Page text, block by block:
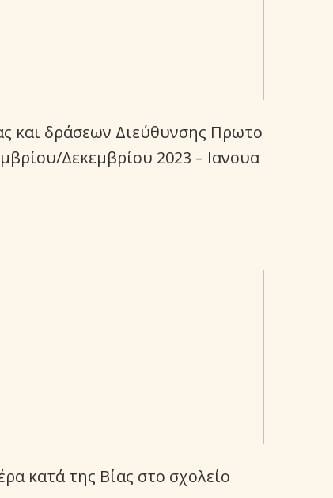
και δράσεων Διεύθυνσης Πρωτο
Δεκεμβρίου 2023 – Ιανουα
κατά της Βίας στο σχολείο